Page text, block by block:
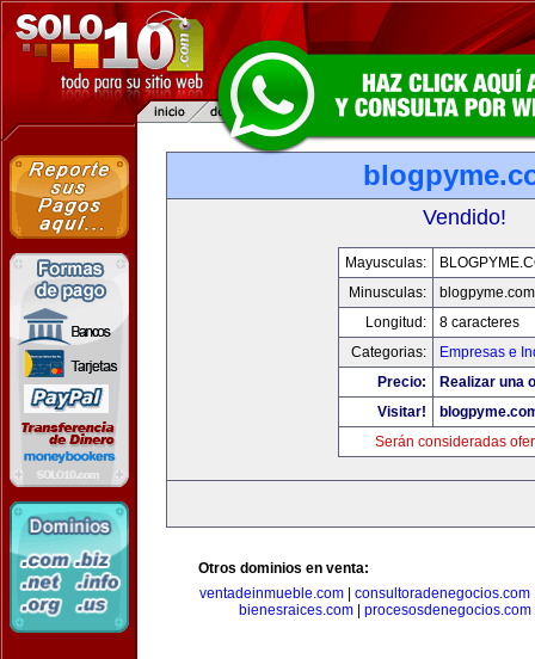
Vendido!
Mayusculas:
Minusculas:
blogpyme.com
Longitud:
8 caracteres
Categorias:
Empresas e
Precio:
Realizar una
Visitar!
Serán consideradas
Otros dominios en venta:
ventadeinmueble.com| consultoradenegocios.com
bienesraices.com
procesosdenegocios.com